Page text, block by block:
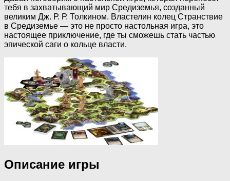
тебя в захватывающий мир Средиземья, созданный
великим Дж. Р. Р. Толкином. Властелин колец Странствие
в Средиземье — это не просто настольная игра, это
настоящее приключение, где ты сможешь стать частью
эпической саги о кольце власти.
Описание игры